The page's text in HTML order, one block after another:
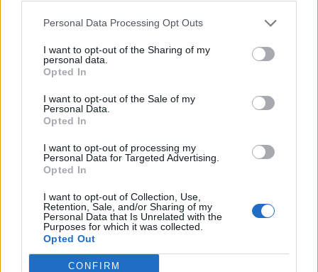
Personal Data Processing Opt Outs
I want to opt-out of the Sharing of my
personal data.
Opted In
I want to opt-out of the Sale of my
Personal Data.
Opted In
I want to opt-out of processing my
Personal Data for Targeted Advertising.
Opted In
I want to opt-out of Collection, Use,
Retention, Sale, and/or Sharing of my
Personal Data that Is Unrelated with the
Purposes for which it was collected.
Opted Out
CONFIRM
Facebook Share on X Bluesky
ΝΕΚΡΟΣ ΣΚΑΦΟΣ ΤΟΥΡΙΣΤΑΣ
Σχετικά Άρθρα